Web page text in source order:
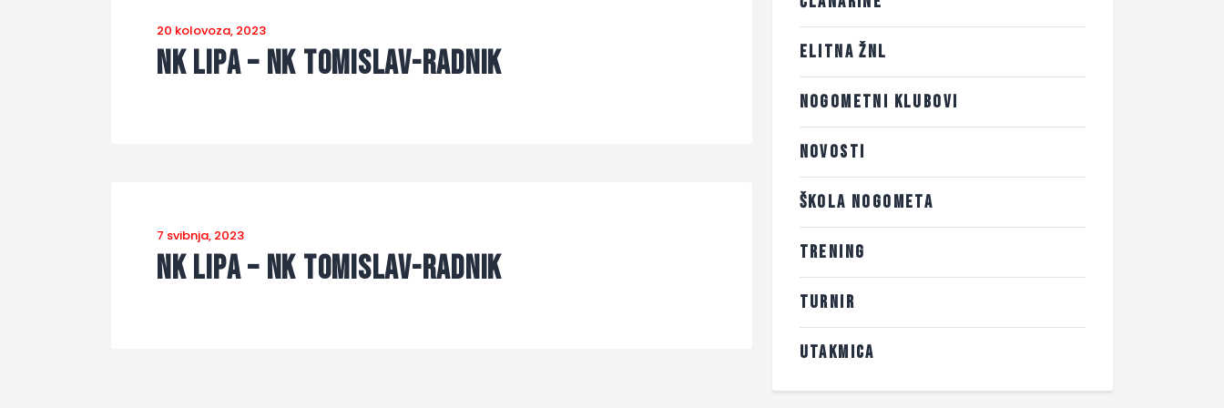
20 kolovoza, 2023
NK Lipa – NK Tomislav-Radnik
7 svibnja, 2023
NK Lipa – NK Tomislav-Radnik
ELITNA ŽNL
NOGOMETNI KLUBOVI
NOVOSTI
ŠKOLA NOGOMETA
TRENING
TURNIR
UTAKMICA